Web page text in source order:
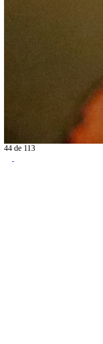
44 de 113